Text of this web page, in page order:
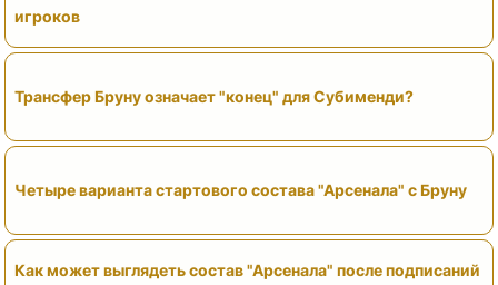
игроков
Трансфер Бруну означает "конец" для Субименди?
Четыре варианта стартового состава "Арсенала" с Бруну
Как может выглядеть состав "Арсенала" после подписаний